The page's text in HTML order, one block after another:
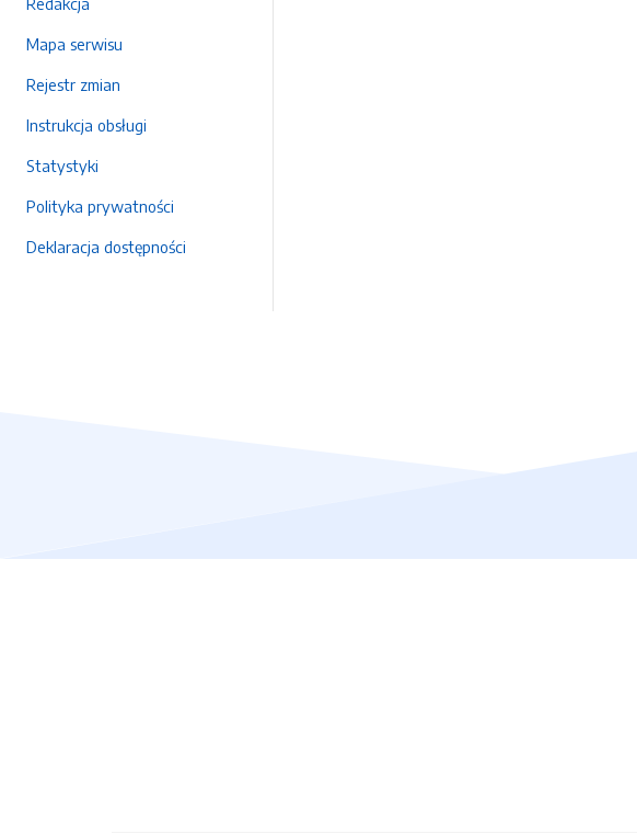
Mapa serwisu
Rejestr zmian
Instrukcja obsługi
Statystyki
Polityka prywatności
Deklaracja dostępności